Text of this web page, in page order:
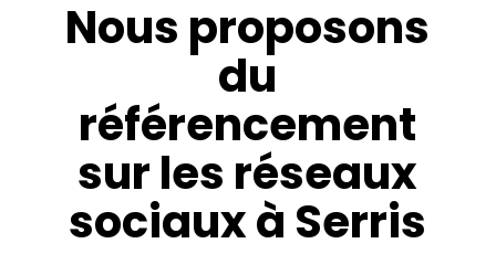
Nous proposons
du
référencement
sur les réseaux
sociaux à Serris